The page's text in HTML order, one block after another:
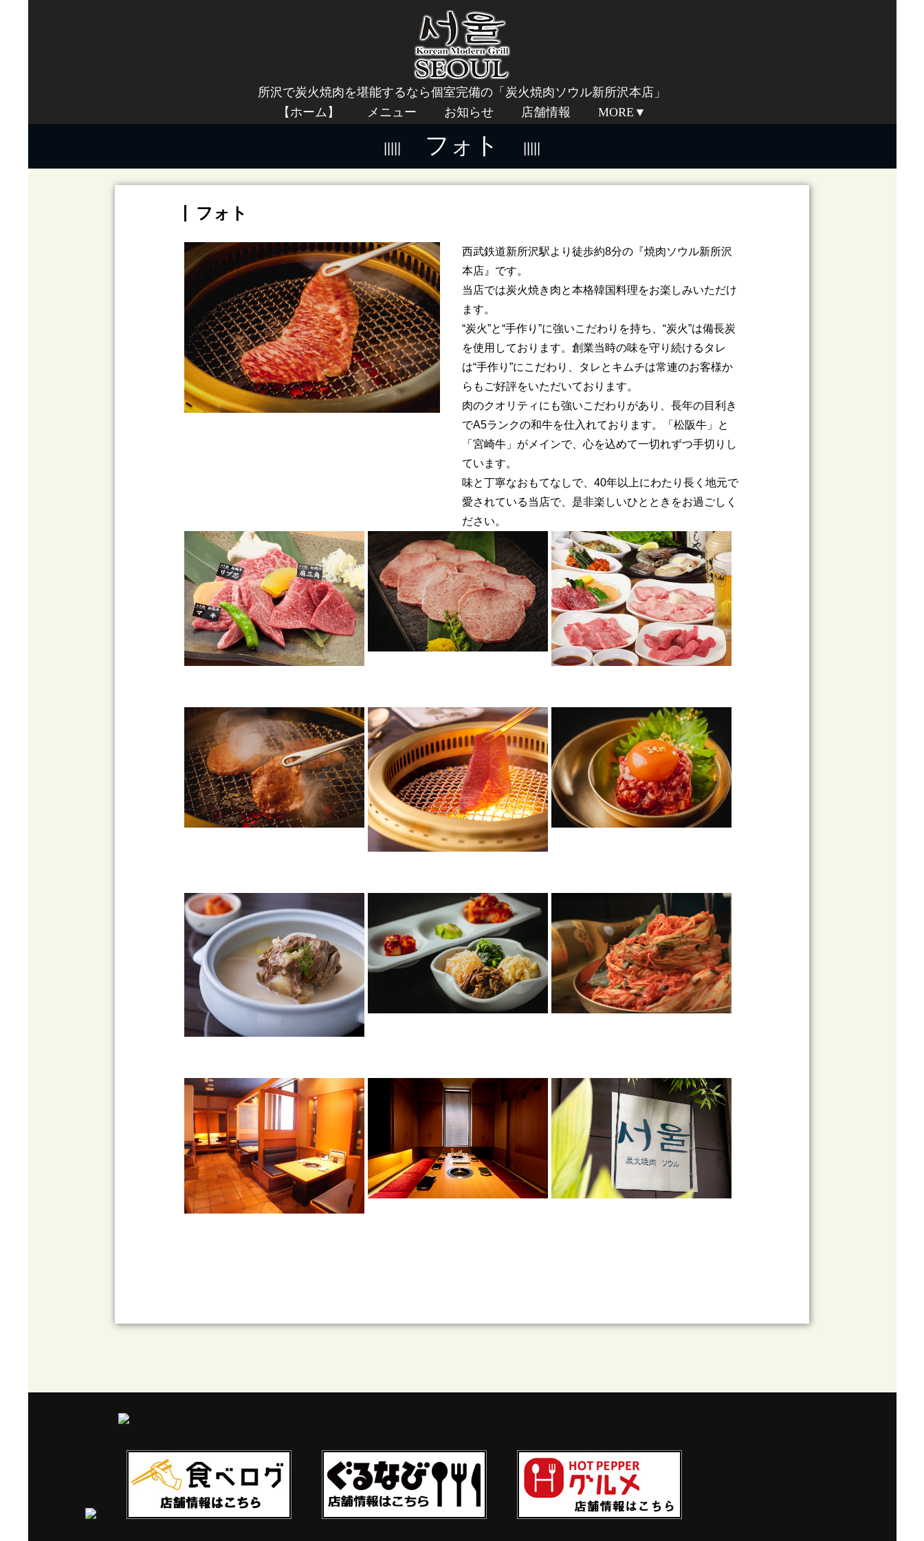
所沢で炭火焼肉を堪能するなら個室完備の「炭火焼肉ソウル新所沢本店」
【ホーム】
メニュー お知らせ 店舗情報 MORE▼
フォト
フォト
西武鉄道新所沢駅より徒歩約8分の『焼肉ソウル新所沢
本店』です。
当店では炭火焼き肉と本格韓国料理をお楽しみいただけ
ます。
“炭火”と“手作り”に強いこだわりを持ち、“炭火”は備長炭
を使用しております。創業当時の味を守り続けるタレ
は“手作り”にこだわり、タレとキムチは常連のお客様か
らもご好評をいただいております。
肉のクオリティにも強いこだわりがあり、長年の目利き
でA5ランクの和牛を仕入れております。「松阪牛」と
「宮崎牛」がメインで、心を込めて一切れずつ手切りし
ています。
味と丁寧なおもてなしで、40年以上にわたり長く地元で
愛されている当店で、是非楽しいひとときをお過ごしく
ださい。